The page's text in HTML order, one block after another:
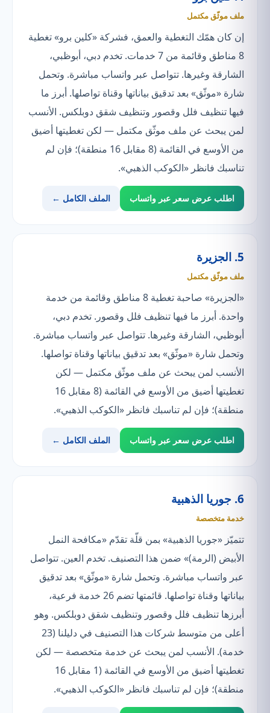
ملف موثّق مكتمل
إن كان همّك التغطية والعمق، فشركة «كلين برو» تغطية
8 مناطق وقائمة من 7 خدمات. تخدم دبي، أبوظبي،
الشارقة وغيرها. تتواصل عبر واتساب مباشرة. وتحمل
شارة «موثّق» بعد تدقيق بياناتها وقناة تواصلها. أبرز ما
فيها تنظيف فلل وقصور وتنظيف شقق دوبلكس. الأنسب
لمن يبحث عن ملف موثّق مكتمل — لكن تغطيتها أضيق
من الأوسع في القائمة (8 مقابل 16 منطقة)؛ فإن لم
تناسبك فانظر «الكوكب الذهبي».
اطلب عرض سعر عبر واتساب الملف الكامل ←
5. الجزيرة
ملف موثّق مكتمل
«الجزيرة» صاحبة تغطية 8 مناطق وقائمة من خدمة
واحدة. أبرز ما فيها تنظيف فلل وقصور. تخدم دبي،
أبوظبي، الشارقة وغيرها. تتواصل عبر واتساب مباشرة.
وتحمل شارة «موثّق» بعد تدقيق بياناتها وقناة تواصلها.
الأنسب لمن يبحث عن ملف موثّق مكتمل — لكن
تغطيتها أضيق من الأوسع في القائمة (8 مقابل 16
منطقة)؛ فإن لم تناسبك فانظر «الكوكب الذهبي».
اطلب عرض سعر عبر واتساب الملف الكامل ←
6. جوريا الذهبية
خدمة متخصصة
تتميّز «جوريا الذهبية» بمن قلّة تقدّم «مكافحة النمل
الأبيض (الرمة)» ضمن هذا التصنيف. تخدم العين. تتواصل
عبر واتساب مباشرة. وتحمل شارة «موثّق» بعد تدقيق
بياناتها وقناة تواصلها. قائمتها تضم 26 خدمة فرعية،
أبرزها تنظيف فلل وقصور وتنظيف شقق دوبلكس. وهو
أعلى من متوسط شركات هذا التصنيف في دليلنا (23
خدمة). الأنسب لمن يبحث عن خدمة متخصصة — لكن
تغطيتها أضيق من الأوسع في القائمة (1 مقابل 16
منطقة)؛ فإن لم تناسبك فانظر «الكوكب الذهبي».